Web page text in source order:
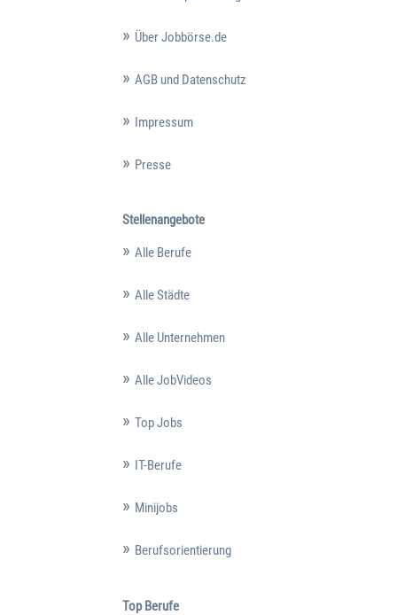
Über Jobbörse.de
AGB und Datenschutz
Impressum
Presse
Stellenangebote
Alle Berufe
Alle Städte
Alle Unternehmen
Alle JobVideos
Top Jobs
IT-Berufe
Minijobs
Berufsorientierung
Top Berufe